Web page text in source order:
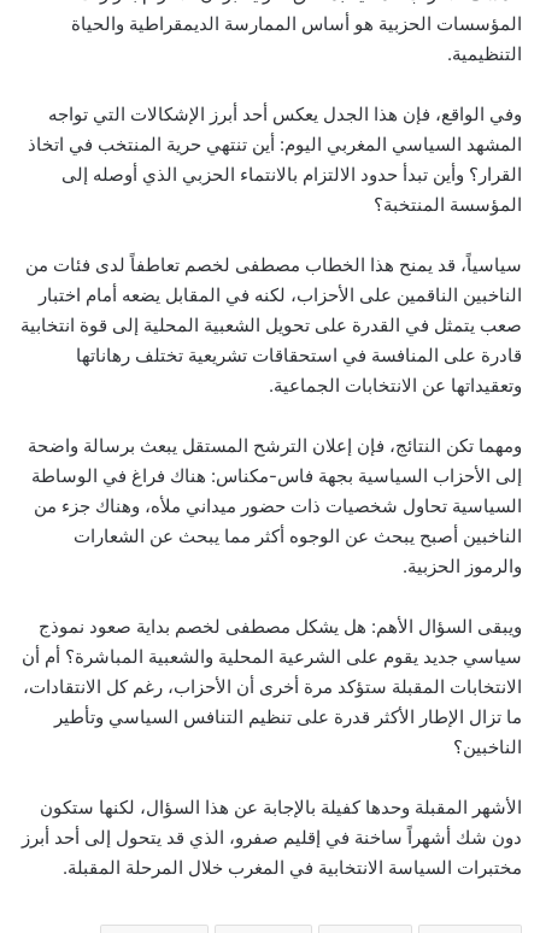
المؤسسات الحزبية هو أساس الممارسة الديمقراطية والحياة
التنظيمية.
وفي الواقع، فإن هذا الجدل يعكس أحد أبرز الإشكالات التي تواجه
المشهد السياسي المغربي اليوم: أين تنتهي حرية المنتخب في اتخاذ
القرار؟ وأين تبدأ حدود الالتزام بالانتماء الحزبي الذي أوصله إلى
المؤسسة المنتخبة؟
سياسياً، قد يمنح هذا الخطاب مصطفى لخصم تعاطفاً لدى فئات من
الناخبين الناقمين على الأحزاب، لكنه في المقابل يضعه أمام اختبار
صعب يتمثل في القدرة على تحويل الشعبية المحلية إلى قوة انتخابية
قادرة على المنافسة في استحقاقات تشريعية تختلف رهاناتها
وتعقيداتها عن الانتخابات الجماعية.
ومهما تكن النتائج، فإن إعلان الترشح المستقل يبعث برسالة واضحة
إلى الأحزاب السياسية بجهة فاس-مكناس: هناك فراغ في الوساطة
السياسية تحاول شخصيات ذات حضور ميداني ملأه، وهناك جزء من
الناخبين أصبح يبحث عن الوجوه أكثر مما يبحث عن الشعارات
والرموز الحزبية.
ويبقى السؤال الأهم: هل يشكل مصطفى لخصم بداية صعود نموذج
سياسي جديد يقوم على الشرعية المحلية والشعبية المباشرة؟ أم أن
الانتخابات المقبلة ستؤكد مرة أخرى أن الأحزاب، رغم كل الانتقادات،
ما تزال الإطار الأكثر قدرة على تنظيم التنافس السياسي وتأطير
الناخبين؟
الأشهر المقبلة وحدها كفيلة بالإجابة عن هذا السؤال، لكنها ستكون
دون شك أشهراً ساخنة في إقليم صفرو، الذي قد يتحول إلى أحد أبرز
مختبرات السياسة الانتخابية في المغرب خلال المرحلة المقبلة.